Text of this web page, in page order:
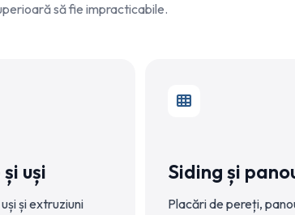
să fie impracticabile.
uși
și extruziuni
Siding și
Placări de pereți,